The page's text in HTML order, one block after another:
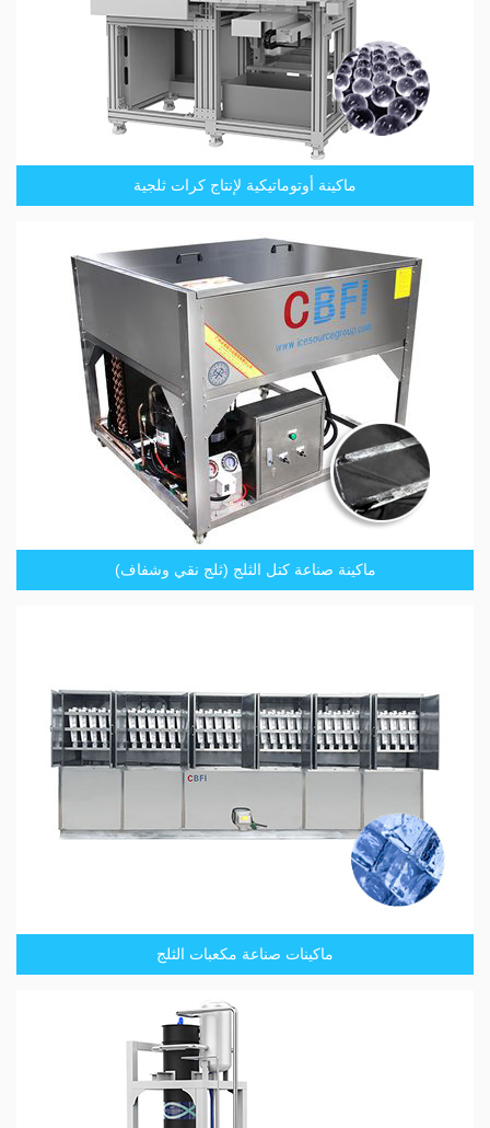
ماكينة أوتوماتيكية لإنتاج كرات ثلجية
ماكينة صناعة كتل الثلج (ثلج نقي وشفاف)
ماكينات صناعة مكعبات الثلج